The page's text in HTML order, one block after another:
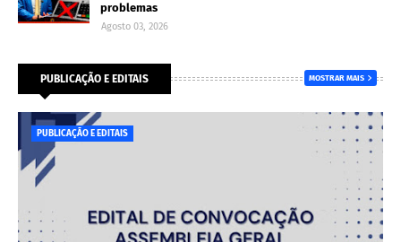
problemas
Agosto 03, 2026
PUBLICAÇÃO E EDITAIS MOSTRAR MAIS
PUBLICAÇÃO E EDITAIS